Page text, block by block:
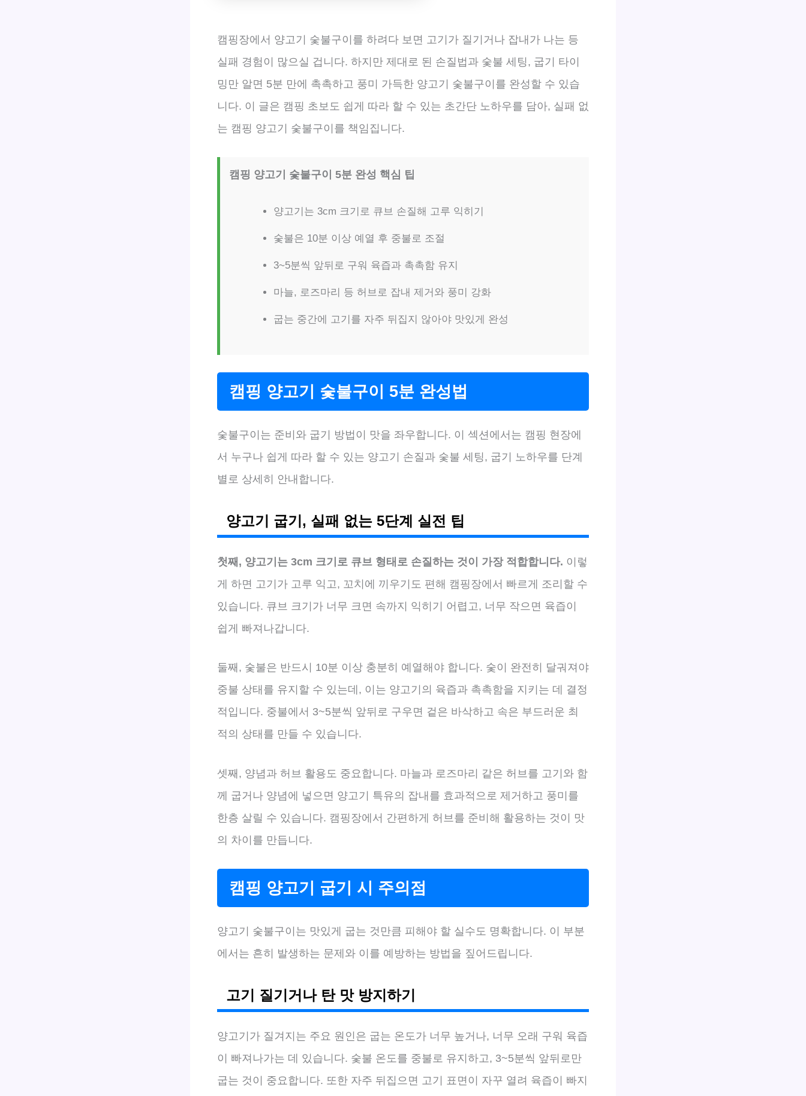
캠핑장에서 양고기 숯불구이를 하려다 보면 고기가 질기거나 잡내가 나는 등
실패 경험이 많으실 겁니다. 하지만 제대로 된 손질법과 숯불 세팅, 굽기 타이
밍만 알면 5분 만에 촉촉하고 풍미 가득한 양고기 숯불구이를 완성할 수 있습
니다. 이 글은 캠핑 초보도 쉽게 따라 할 수 있는 초간단 노하우를 담아, 실패 없
는 캠핑 양고기 숯불구이를 책임집니다.
캠핑 양고기 숯불구이 5분 완성 핵심 팁
양고기는 3cm 크기로 큐브 손질해 고루 익히기
숯불은 10분 이상 예열 후 중불로 조절
3~5분씩 앞뒤로 구워 육즙과 촉촉함 유지
마늘, 로즈마리 등 허브로 잡내 제거와 풍미 강화
굽는 중간에 고기를 자주 뒤집지 않아야 맛있게 완성
캠핑 양고기 숯불구이 5분 완성법
숯불구이는 준비와 굽기 방법이 맛을 좌우합니다. 이 섹션에서는 캠핑 현장에
서 누구나 쉽게 따라 할 수 있는 양고기 손질과 숯불 세팅, 굽기 노하우를 단계
별로 상세히 안내합니다.
양고기 굽기, 실패 없는 5단계 실전 팁
첫째, 양고기는 3cm 크기로 큐브 형태로 손질하는 것이 가장 적합합니다. 이렇
게 하면 고기가 고루 익고, 꼬치에 끼우기도 편해 캠핑장에서 빠르게 조리할 수
있습니다. 큐브 크기가 너무 크면 속까지 익히기 어렵고, 너무 작으면 육즙이
쉽게 빠져나갑니다.
둘째, 숯불은 반드시 10분 이상 충분히 예열해야 합니다. 숯이 완전히 달궈져야
중불 상태를 유지할 수 있는데, 이는 양고기의 육즙과 촉촉함을 지키는 데 결정
적입니다. 중불에서 3~5분씩 앞뒤로 구우면 겉은 바삭하고 속은 부드러운 최
적의 상태를 만들 수 있습니다.
셋째, 양념과 허브 활용도 중요합니다. 마늘과 로즈마리 같은 허브를 고기와 함
께 굽거나 양념에 넣으면 양고기 특유의 잡내를 효과적으로 제거하고 풍미를
한층 살릴 수 있습니다. 캠핑장에서 간편하게 허브를 준비해 활용하는 것이 맛
의 차이를 만듭니다.
캠핑 양고기 굽기 시 주의점
양고기 숯불구이는 맛있게 굽는 것만큼 피해야 할 실수도 명확합니다. 이 부분
에서는 흔히 발생하는 문제와 이를 예방하는 방법을 짚어드립니다.
고기 질기거나 탄 맛 방지하기
양고기가 질겨지는 주요 원인은 굽는 온도가 너무 높거나, 너무 오래 구워 육즙
이 빠져나가는 데 있습니다. 숯불 온도를 중불로 유지하고, 3~5분씩 앞뒤로만
굽는 것이 중요합니다. 또한 자주 뒤집으면 고기 표면이 자꾸 열려 육즙이 빠지